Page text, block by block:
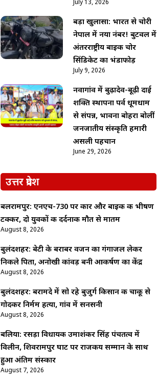
July 13, 2026
बड़ा खुलासा: भारत से चोरी
नेपाल में नया नंबर! बुटवल में
अंतरराष्ट्रीय बाइक चोर
सिंडिकेट का भंडाफोड़
July 9, 2026
नवागांव में बुढ़ादेव-बूढ़ी दाई
शक्ति स्थापना पर्व धूमधाम
से संपन्न, भावना बोहरा बोलीं
जनजातीय संस्कृति हमारी
असली पहचान
June 29, 2026
उत्तर प्रदेश
बलरामपुर: एनएच-730 पर कार और बाइक की भीषण
टक्कर, दो युवकों की दर्दनाक मौत से मातम
August 8, 2026
बुलंदशहर: बेटी के बराबर वजन का गंगाजल लेकर
निकले पिता, अनोखी कांवड़ बनी आकर्षण का केंद्र
August 8, 2026
बुलंदशहर: बरामदे में सो रहे बुजुर्ग किसान की चाकू से
गोदकर निर्मम हत्या, गांव में सनसनी
August 8, 2026
बलिया: रसड़ा विधायक उमाशंकर सिंह पंचतत्व में
विलीन, शिवरामपुर घाट पर राजकीय सम्मान के साथ
हुआ अंतिम संस्कार
August 7, 2026